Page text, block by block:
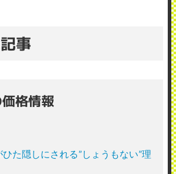
事
格情報
た隠しにされる”しょうもない”理